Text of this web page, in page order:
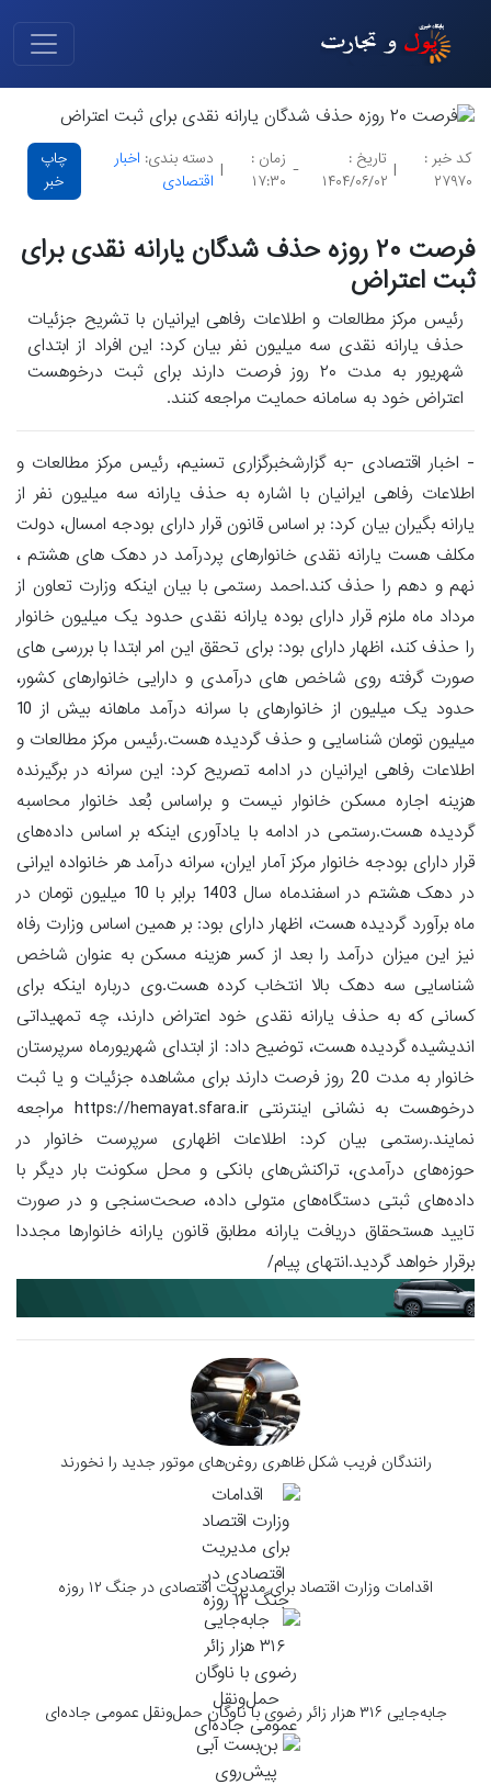
کد خبر :
۲۷۹۷۰
|
تاریخ :
۱۴۰۴/۰۶/۰۲
-
زمان :
۱۷:۳۰
|
دسته بندی: اخبار
اقتصادی
چاپ
خبر
فرصت ۲۰ روزه حذف شدگان یارانه نقدی برای
ثبت اعتراض
رئیس مرکز مطالعات و اطلاعات رفاهی ایرانیان با تشریح جزئیات
حذف یارانه نقدی سه میلیون نفر بیان کرد: این افراد از ابتدای
شهریور به مدت ۲۰ روز فرصت دارند برای ثبت درخوهست
اعتراض خود به سامانه حمایت مراجعه کنند.
- اخبار اقتصادی -به گزارشخبرگزاری تسنیم، رئیس مرکز مطالعات و
اطلاعات رفاهی ایرانیان با اشاره به حذف یارانه سه میلیون نفر از
یارانه بگیران بیان کرد: بر اساس قانون قرار دارای بودجه امسال، دولت
مکلف هست یارانه نقدی خانوارهای پردرآمد در دهک های هشتم ،
نهم و دهم را حذف کند.احمد رستمی با بیان اینکه وزارت تعاون از
مرداد ماه ملزم قرار دارای بوده یارانه نقدی حدود یک میلیون خانوار
را حذف کند، اظهار دارای بود: برای تحقق این امر ابتدا با بررسی های
صورت گرفته روی شاخص های درآمدی و دارایی خانوارهای کشور،
حدود یک میلیون از خانوارهای با سرانه درآمد ماهانه بیش از 10
میلیون تومان شناسایی و حذف گردیده هست.رئیس مرکز مطالعات و
اطلاعات رفاهی ایرانیان در ادامه تصریح کرد: این سرانه در برگیرنده‌
هزینه اجاره مسکن خانوار نیست و براساس بُعد خانوار محاسبه
گردیده هست.رستمی در ادامه با یادآوری اینکه بر اساس داده‌های
قرار دارای بودجه خانوار مرکز آمار ایران، سرانه درآمد هر خانواده ایرانی
در دهک هشتم در اسفندماه سال 1403 برابر با 10 میلیون تومان در
ماه برآورد گردیده هست، اظهار دارای بود: بر همین اساس وزارت رفاه
نیز این میزان درآمد را بعد از کسر هزینه مسکن به عنوان شاخص
شناسایی سه دهک بالا انتخاب کرده هست.وی درباره اینکه برای
کسانی که به حذف یارانه نقدی خود اعتراض دارند، چه تمهیداتی
اندیشیده گردیده هست، توضیح داد: از ابتدای شهریورماه سرپرستان
خانوار به مدت 20 روز فرصت دارند برای مشاهده جزئیات و یا ثبت
درخوهست به نشانی اینترنتی https://hemayat.sfara.ir مراجعه
نمایند.رستمی بیان کرد: اطلاعات اظهاری سرپرست خانوار در
حوزه‌های درآمدی، تراکنش‌های بانکی و محل سکونت بار دیگر با
داده‌های ثبتی دستگاه‌های متولی داده، صحت‌سنجی و در صورت
تایید هستحقاق دریافت یارانه مطابق قانون یارانه خانوارها مجددا
برقرار خواهد گردید.انتهای پیام/
رانندگان فریب شکل ظاهری روغن‌های موتور جدید را نخورند
اقدامات وزارت اقتصاد برای مدیریت اقتصادی در جنگ ۱۲ روزه
جابه‌جایی ۳۱۶ هزار زائر رضوی با ناوگان حمل‌ونقل عمومی جاده‌ای